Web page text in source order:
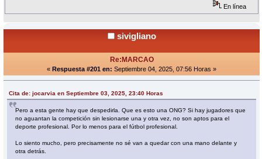
En línea
sivigliano
Re:MARCAO
« Respuesta #201 en: Septiembre 04, 2025, 07:56 Horas »
Cita de: jocarvia en Septiembre 03, 2025, 23:40 Horas
Pero a esta gente hay que despedirla. Que es esto una ONG? Si hay jugadores que
no aguantan la competición sin lesionarse una y otra vez, no son aptos para el
deporte profesional. Por lo menos para el fútbol profesional.
Lo siento mucho, pero precisamente no sé van a quedar con una mano delante y
otra detrás.